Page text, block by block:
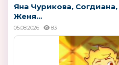
Яна Чурикова,
Женя...
05.08.2026 83